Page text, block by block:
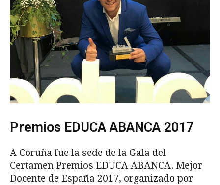
Premios EDUCA ABANCA 2017
A Coruña fue la sede de la Gala del
Certamen Premios EDUCA ABANCA. Mejor
Docente de España 2017, organizado por